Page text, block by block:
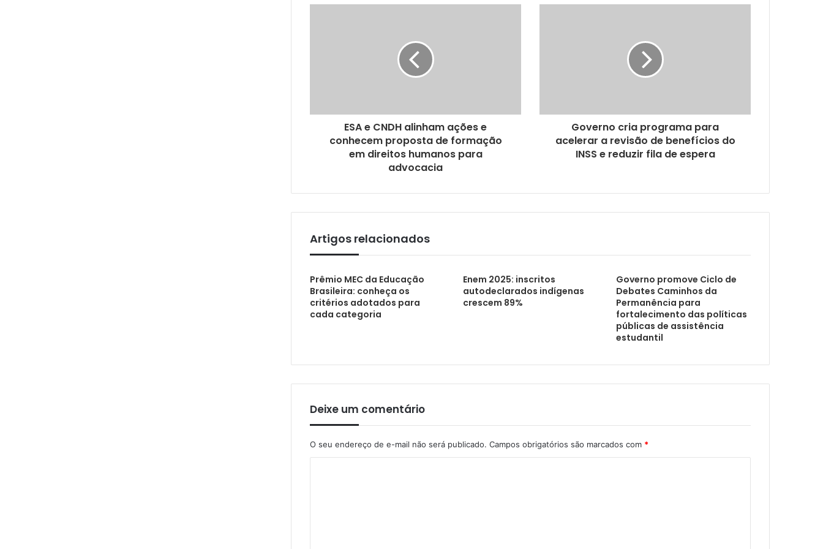
Câmara comemora os 70 anos da UFPB
ALPB aprova projeto de prevenção à dependência digital infantil nas escolas
Mestrado da UFCG abre seleção
Celebrados os 76 anos do curso de Direito da Universidade Federal da Paraíba
ESA e CNDH alinham ações e
conhecem proposta de formação
em direitos humanos para
advocacia
Governo cria programa para
acelerar a revisão de benefícios do
INSS e reduzir fila de espera
Artigos relacionados
Prêmio MEC da Educação
Brasileira: conheça os
critérios adotados para
cada categoria
Enem 2025: inscritos
autodeclarados indígenas
crescem 89%
Governo promove Ciclo de
Debates Caminhos da
Permanência para
fortalecimento das políticas
públicas de assistência
estudantil
Deixe um comentário
O seu endereço de e-mail não será publicado. Campos obrigatórios são marcados com *